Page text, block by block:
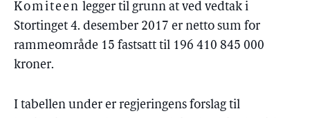
Komiteen legger til grunn at ved vedtak i
Stortinget 4. desember 2017 er netto sum for
rammeområde 15 fastsatt til 196 410 845 000
kroner.
I tabellen under er regjeringens forslag til